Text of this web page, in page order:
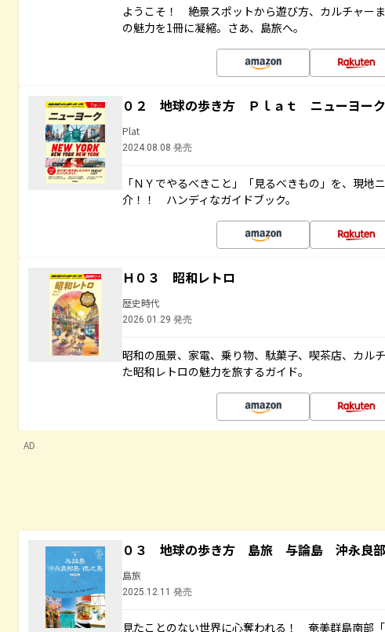
ようこそ！ 絶景スポットから遊び方、カルチャー
の魅力を1冊に凝縮。さあ、島旅へ。
０２ 地球の歩き方 Ｐｌａｔ ニューヨーク
Plat
2024.08.08 発売
「ＮＹでやるべきこと」「見るべきもの」を、現地
介！！ ハンディなガイドブック。
Ｈ０３ 昭和レトロ
歴史時代
2026.01.29 発売
昭和の風景、家電、乗り物、駄菓子、喫茶店、カル
た昭和レトロの魅力を旅するガイド。
AD
０３ 地球の歩き方 島旅 与論島 沖永良
島旅
2025.12.11 発売
見たことのない世界に心奪われる！ 奄美群島南部